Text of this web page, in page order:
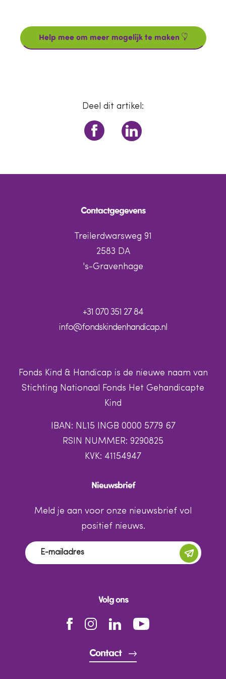
Help mee om meer mogelijk te maken
Deel dit artikel:
Contactgegevens
Treilerdwarsweg 91
2583 DA
's-Gravenhage
+31 070 351 27 84
info@fondskindenhandicap.nl
Fonds Kind & Handicap is de nieuwe naam van
Stichting Nationaal Fonds Het Gehandicapte
Kind
IBAN: NL15 INGB 0000 5779 67
RSIN NUMMER: 9290825
KVK: 41154947
Nieuwsbrief
Meld je aan voor onze nieuwsbrief vol
positief nieuws.
Volg ons
Contact